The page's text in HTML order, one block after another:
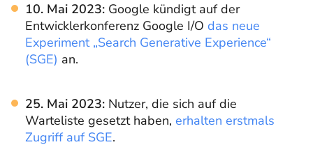
10. Mai 2023: Google kündigt auf der
Entwicklerkonferenz Google I/O das neue
Experiment „Search Generative Experience“
(SGE) an.
25. Mai 2023: Nutzer, die sich auf die
Warteliste gesetzt haben, erhalten erstmals
Zugriff auf SGE.